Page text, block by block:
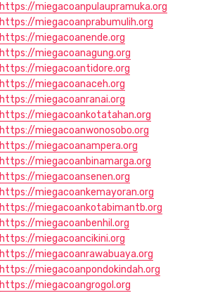
https://miegacoanpulaupramuka.org
https://miegacoanprabumulih.org
https://miegacoanende.org
https://miegacoanagung.org
https://miegacoantidore.org
https://miegacoanaceh.org
https://miegacoanranai.org
https://miegacoankotatahan.org
https://miegacoanwonosobo.org
https://miegacoanampera.org
https://miegacoanbinamarga.org
https://miegacoansenen.org
https://miegacoankemayoran.org
https://miegacoankotabimantb.org
https://miegacoanbenhil.org
https://miegacoancikini.org
https://miegacoanrawabuaya.org
https://miegacoanpondokindah.org
https://miegacoangrogol.org